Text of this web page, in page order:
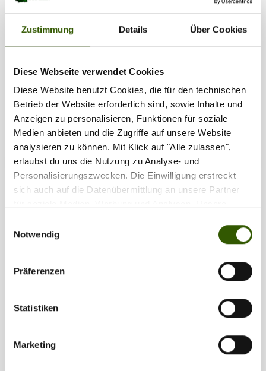
Zustimmung Details Über Cookies
Diese Webseite verwendet Cookies
Diese Website benutzt Cookies, die für den technischen
Betrieb der Website erforderlich sind, sowie Inhalte und
Anzeigen zu personalisieren, Funktionen für soziale
Medien anbieten und die Zugriffe auf unsere Website
analysieren zu können. Mit Klick auf "Alle zulassen",
erlaubst du uns die Nutzung zu Analyse- und
Personalisierungszwecken. Die Einwilligung erstreckt
sich auch auf die Datenübermittlung an unsere Partner
weiteren Daten zusammen, die Sie ihnen bereitgestellt
haben oder die sie im Rahmen Ihrer Nutzung der Dienste
Notwendig
Präferenzen
Statistiken
Marketing
Gewicht:
0,00 kg
Köder:
Boilie
Fangdatum:
09.12.2018
Ort:
Frankreich
Gewässer:
Unbekannt
Zilla vergeben
carpatez/ Frankreich / 30.12.2018